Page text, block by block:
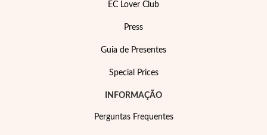
EC Lover Club
Press
Guia de Presentes
Special Prices
INFORMAÇÃO
Perguntas Frequentes